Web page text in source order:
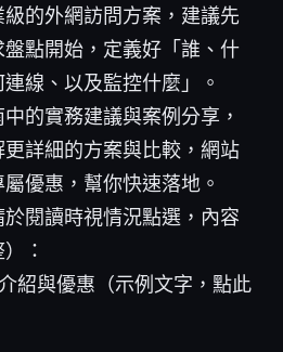
的外網訪問方案，建議先
點開始，定義好「誰、什
線、以及監控什麼」。
的實務建議與案例分享，
詳細的方案與比較，網站
優惠，幫你快速落地。
閱讀時視情況點選，內容
：
紹與優惠（示例文字，點此